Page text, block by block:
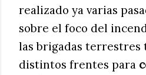
realizado ya varias
sobre el foco del
las brigadas terrestres
distintos frentes para